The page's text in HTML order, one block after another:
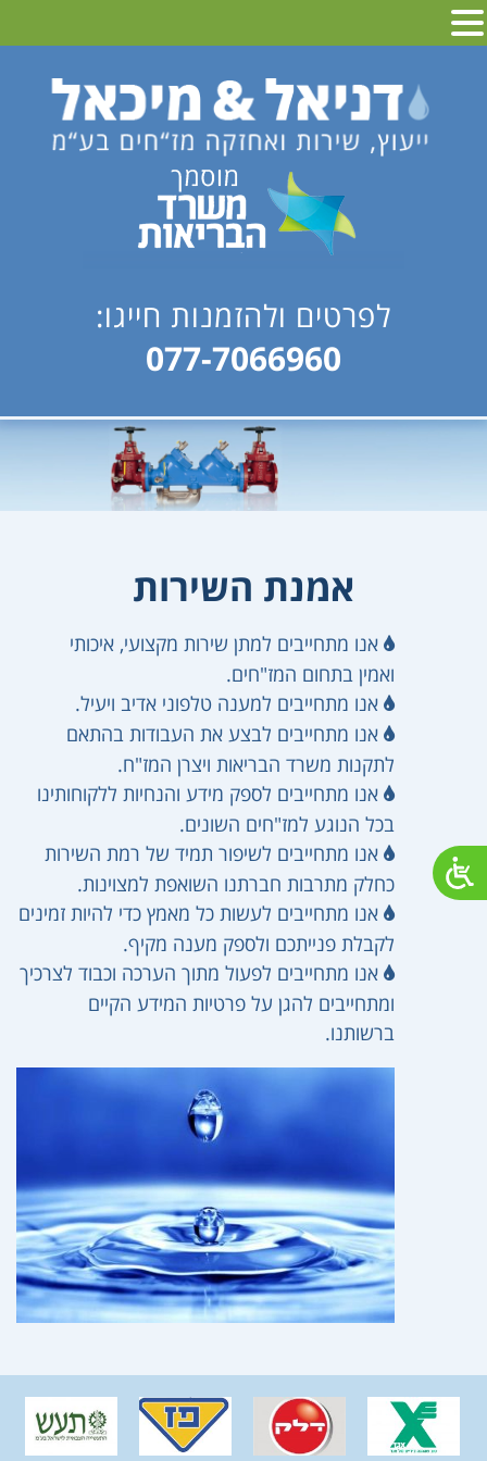
לפרטים ולהזמנות חייגו:
077-7066960
אמנת השירות
אנו מתחייבים למתן שירות מקצועי, איכותי
ואמין בתחום המז"חים.
אנו מתחייבים למענה טלפוני אדיב ויעיל.
אנו מתחייבים לבצע את העבודות בהתאם
לתקנות משרד הבריאות ויצרן המז"ח.
אנו מתחייבים לספק מידע והנחיות ללקוחותינו
בכל הנוגע למז"חים השונים.
אנו מתחייבים לשיפור תמיד של רמת השירות
כחלק מתרבות חברתנו השואפת למצוינות.
אנו מתחייבים לעשות כל מאמץ כדי להיות זמינים
לקבלת פנייתכם ולספק מענה מקיף.
אנו מתחייבים לפעול מתוך הערכה וכבוד לצרכיך
ומתחייבים להגן על פרטיות המידע הקיים
ברשותנו.